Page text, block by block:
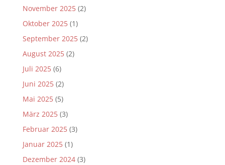
November 2025(2)
Oktober 2025(1)
September 2025(2)
August 2025(2)
Juli 2025(6)
Juni 2025(2)
Mai 2025(5)
März 2025(3)
Februar 2025(3)
Januar 2025(1)
Dezember 2024(3)